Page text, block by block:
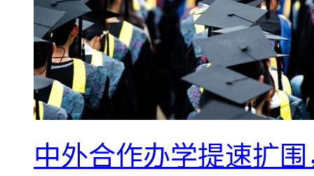
中外合作办学提速扩